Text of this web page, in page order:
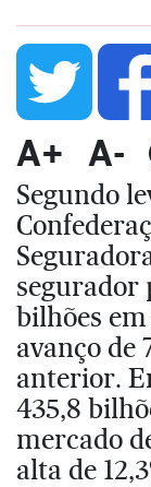
A+ A-
Segundo
segurador
bilhões
avanço de
anterior.
435,8
mercado
alta de